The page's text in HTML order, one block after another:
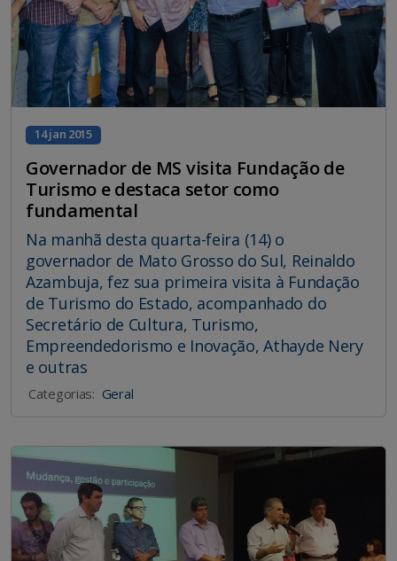
14 jan 2015
Governador de MS visita Fundação de
Turismo e destaca setor como
fundamental
Na manhã desta quarta-feira (14) o
governador de Mato Grosso do Sul, Reinaldo
Azambuja, fez sua primeira visita à Fundação
de Turismo do Estado, acompanhado do
Secretário de Cultura, Turismo,
Empreendedorismo e Inovação, Athayde Nery
e outras
Categorias: Geral